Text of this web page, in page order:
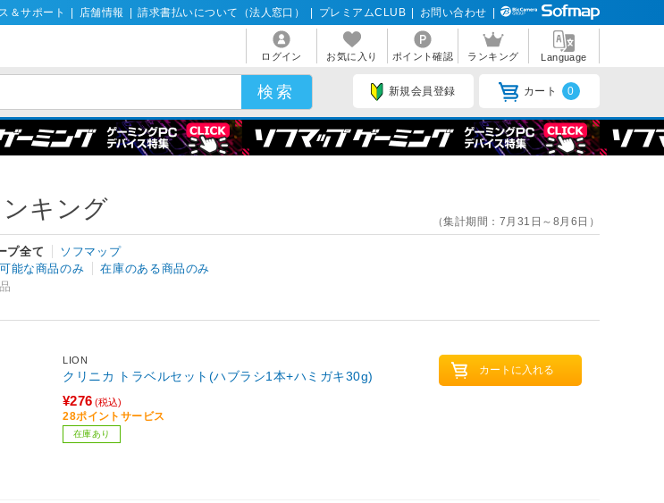
＆サポート 店舗情報 請求書払いについて（法人窓口） プレミアムCLUB お問い合わせ
ログイン お気に入り ポイント確認 ランキング Language
新規会員登録 カート 0
キング （集計期間：7月31日～8月6日）
プ全て
ソフマップ
能な商品のみ
在庫のある商品のみ
LION
クリニカ トラベルセット(ハブラシ1本+ハミガキ30g)
¥276 (税込)
28ポイントサービス
在庫あり